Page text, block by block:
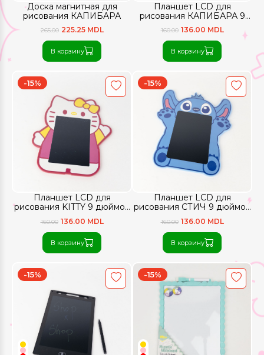
Доска магнитная для
рисования КАПИБАРА
265.00 225.25 MDL
В корзину
Планшет LCD для
рисования КАПИБАРА 9
дюймов цветной экран
160.00 136.00 MDL
В корзину
Планшет LCD для
рисования KITTY 9 дюймов
цветной экран
-15%
160.00 136.00 MDL
В корзину
Планшет LCD для
рисования СТИЧ 9 дюймов
цветной экран
-15%
160.00 136.00 MDL
В корзину
-15% -15%